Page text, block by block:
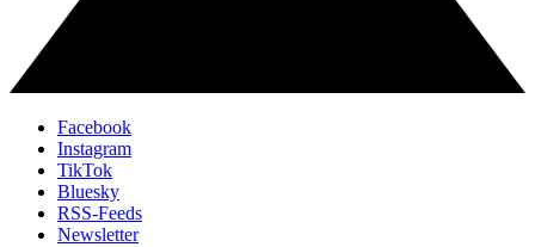
Facebook
Instagram
TikTok
Bluesky
RSS-Feeds
Newsletter